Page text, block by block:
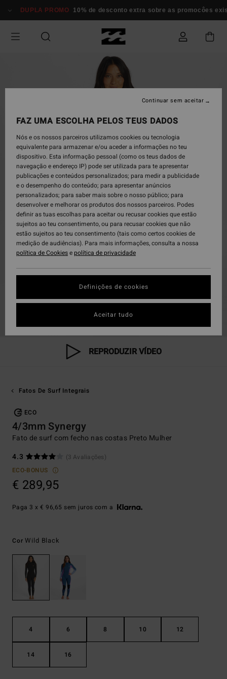
para
informação
DUPLA PROMO 10% de desconto extra sobre as promocôes
REPRODUZIR VÍDEO
Fatos De Surf Integrais
ECO
4/3mm Synergy
Fato de surf com fecho nas costas Preto Mulher
4.3
(3 Avaliações)
ECO-BONUS
€ 289,95
Paga 3 x € 96,65 sem juros com a
CorWild Black
4 6 8 10 12
14 16
FAZ UMA ESCOLHA PELOS TEUS DADOS
Nós e os nossos parceiros utilizamos cookies ou tecnologia
equivalente para armazenar e/ou aceder a informações no teu
dispositivo. Esta informação pessoal (como os teus dados de
navegação e endereço IP) pode ser utilizada para te apresentar
publicações e conteúdos personalizados; para medir a publicidade
e o desempenho do conteúdo; para apresentar anúncios
personalizados; para saber mais sobre o nosso público; para
desenvolver e melhorar os produtos dos nossos parceiros. Podes
definir as tuas escolhas para aceitar ou recusar cookies que estão
sujeitos ao teu consentimento, ou para recusar cookies que não
estão sujeitos ao teu consentimento (tais como certos cookies de
medição de audiências). Para mais informações, consulta a nossa
política de Cookiesepolítica de privacidade
Definições de cookies
Continuar sem aceitar
Aceitar tudo